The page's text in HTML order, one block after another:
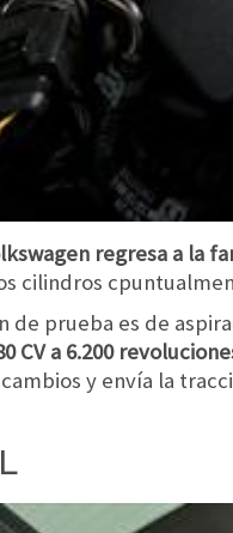
regresa a la
cilindros
de prueba es de
CV a 6.200
y envía la